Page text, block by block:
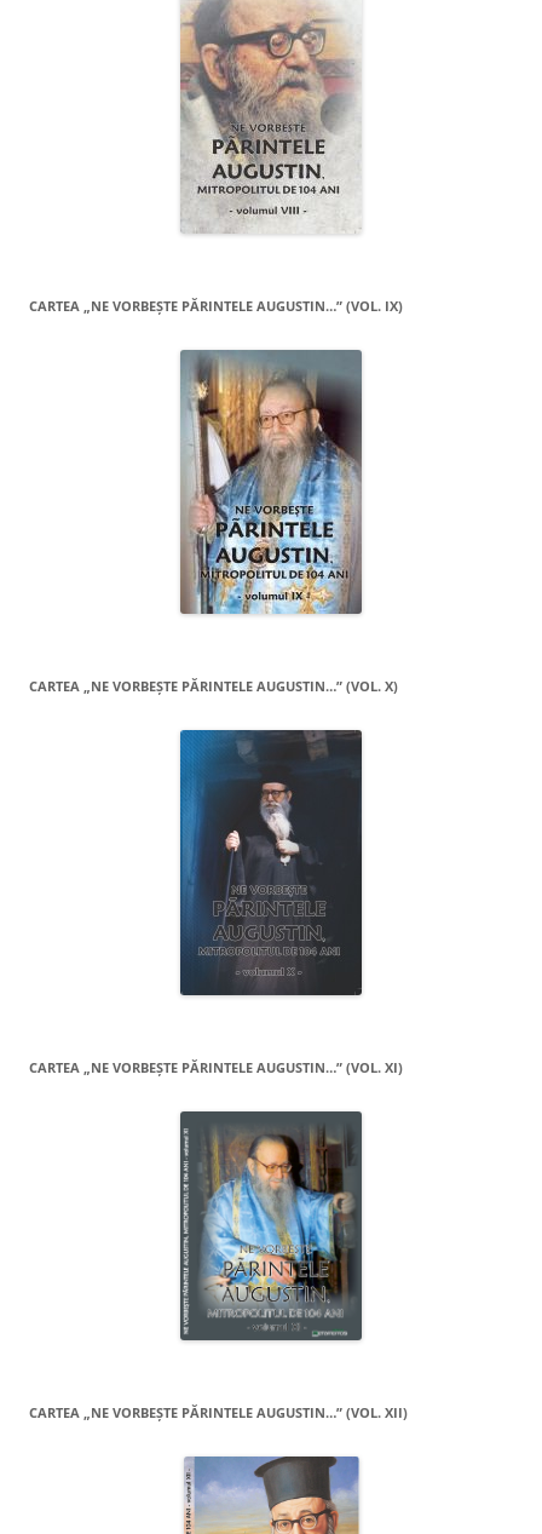
CARTEA „NE VORBEŞTE PĂRINTELE AUGUSTIN…” (VOL. IX)
CARTEA „NE VORBEŞTE PĂRINTELE AUGUSTIN…” (VOL. X)
CARTEA „NE VORBEŞTE PĂRINTELE AUGUSTIN…” (VOL. XI)
CARTEA „NE VORBEŞTE PĂRINTELE AUGUSTIN…” (VOL. XII)